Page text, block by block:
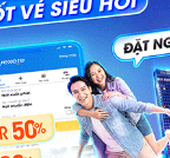
cao, 5000+
vụ thuê xe máy,
Ứng dụng hiển
người dùng so
chóng và phù hợp
Tải ứng dụng